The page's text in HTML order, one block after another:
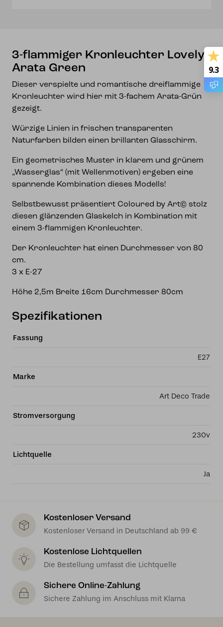
3-flammiger Kronleuchter Lovely
Arata Green
Dieser verspielte und romantische dreiflammige
Kronleuchter wird hier mit 3-fachem Arata-Grün
gezeigt.
Würzige Linien in frischen transparenten
Naturfarben bilden einen brillanten Glasschirm.
Ein geometrisches Muster in klarem und grünem
„Wasserglas“ (mit Wellenmotiven) ergeben eine
spannende Kombination dieses Modells!
Selbstbewusst präsentiert Coloured by Art© stolz
diesen glänzenden Glaskelch in Kombination mit
einem 3-flammigen Kronleuchter.
Der Kronleuchter hat einen Durchmesser von 80
cm.
3 x E-27
Höhe 2,5m Breite 16cm Durchmesser 80cm
Spezifikationen
Fassung
E27
Marke
Art Deco Trade
Stromversorgung
230v
Lichtquelle
Ja
Kostenloser Versand
Kostenloser Versand in Deutschland ab 99 €
Kostenlose Lichtquellen
Die Bestellung umfasst die Lichtquelle
Sichere Online-Zahlung
Sichere Zahlung im Anschluss mit Klarna
9.3